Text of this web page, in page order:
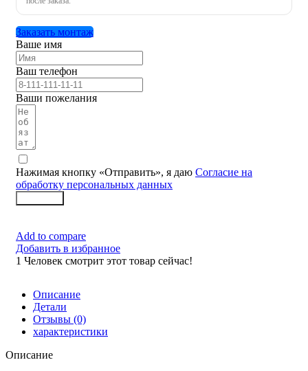
Заказать монтаж
Ваше имя
Ваш телефон
Ваши пожелания
Нажимая кнопку «Отправить», я даю Согласие на
обработку персональных данных
Add to compare
Добавить в избранное
1 Человек смотрит этот товар сейчас!
Описание
Детали
Отзывы (0)
характеристики
Описание